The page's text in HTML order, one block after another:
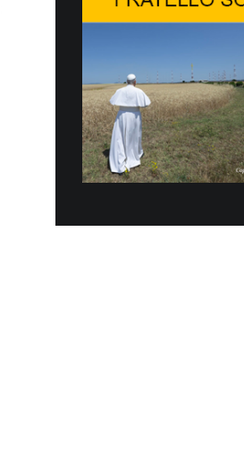
POR UNA
Veinte
entregados
junio, a la